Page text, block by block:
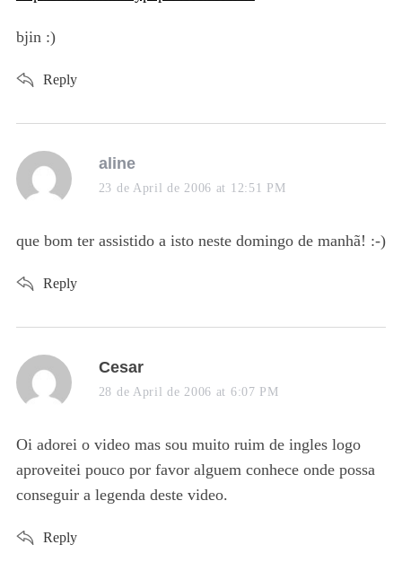
bjin :)
Reply
s
a
s
aline
23 de April de 2006 at 12:51 PM
que bom ter assistido a isto neste domingo de manhã! :-)
Reply
s
a
s
:
Cesar
28 de April de 2006 at 6:07 PM
Oi adorei o video mas sou muito ruim de ingles logo
aproveitei pouco por favor alguem conhece onde possa
conseguir a legenda deste video.
Reply